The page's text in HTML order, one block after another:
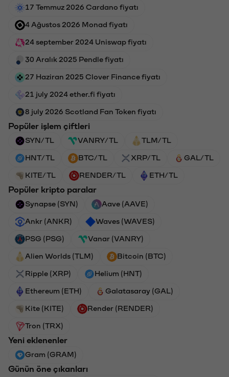
17 Temmuz 2026 Cardano fiyatı
4 Ağustos 2026 Monad fiyatı
24 september 2024 Uniswap fiyatı
30 Aralık 2025 Pendle fiyatı
27 Haziran 2025 Clover Finance fiyatı
21 july 2024 ether.fi fiyatı
8 july 2026 Scotland Fan Token fiyatı
Popüler işlem çiftleri
SYN/TL VANRY/TL TLM/TL
HNT/TL BTC/TL XRP/TL GAL/TL
KITE/TL RENDER/TL ETH/TL
Popüler kripto paralar
Synapse (SYN) Aave (AAVE)
Ankr (ANKR) Waves (WAVES)
PSG (PSG) Vanar (VANRY)
Alien Worlds (TLM) Bitcoin (BTC)
Ripple (XRP) Helium (HNT)
Ethereum (ETH) Galatasaray (GAL)
Kite (KITE) Render (RENDER)
Tron (TRX)
Yeni eklenenler
Gram (GRAM)
Günün öne çıkanları